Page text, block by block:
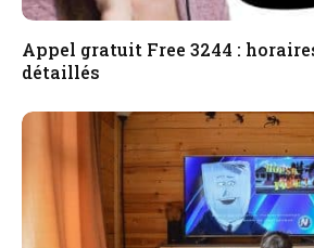
Appel gratuit Free 3244 :
détaillés